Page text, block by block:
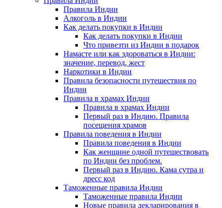
Правила Индии
Алкоголь в Индии
Как делать покупки в Индии
Как делать покупки в Индии
Что привезти из Индии в подарок
Намасте или как здороваться в Индии:
значение, перевод, жест
Наркотики в Индии
Правила безопасности путешествия по
Индии
Правила в храмах Индии
Правила в храмах Индии
Первый раз в Индию. Правила
посещения храмов
Правила поведения в Индии
Правила поведения в Индии
Как женщине одной путешествовать
по Индии без проблем.
Первый раз в Индию. Кама сутра и
дресс код
Таможенные правила Индии
Таможенные правила Индии
Новые правила декларирования в